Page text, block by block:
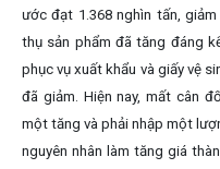
ước đạt 1.368 nghìn tấn,
thụ sản phẩm đã tăng đáng
phục vụ xuất khẩu và giấy vệ
đã giảm. Hiện nay, mất cân
một tăng và phải nhập một
nguyên nhân làm tăng giá